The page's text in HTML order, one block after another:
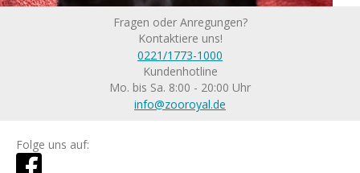
Fragen oder Anregungen?
Kontaktiere uns!
0221/1773-1000
Kundenhotline
Mo. bis Sa. 8:00 - 20:00 Uhr
info@zooroyal.de
Folge uns auf: